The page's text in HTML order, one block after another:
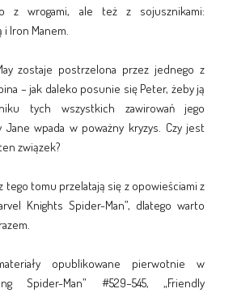
z wrogami, ale też z sojusznikami:
Iron Manem.
zostaje postrzelona przez jednego z
– jak daleko posunie się Peter, żeby ją
tych wszystkich zawirowań jego
Jane wpada w poważny kryzys. Czy jest
związek?
tego tomu przelatają się z opowieściami z
Knights Spider-Man”, dlatego warto
opublikowane pierwotnie w
Spider-Man” #529–545, „Friendly